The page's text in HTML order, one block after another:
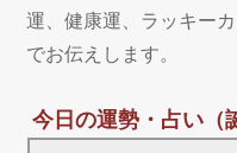
運、健康運、ラッキー
でお伝えします。
今日の運勢・占い（